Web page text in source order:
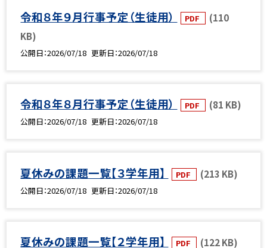
令和８年９月行事予定（生徒用） PDF
(110
KB)
公開日 2026/07/18 更新日 2026/07/18
令和８年８月行事予定（生徒用） PDF (81 KB)
公開日 2026/07/18 更新日 2026/07/18
夏休みの課題一覧【３学年用】 PDF (213 KB)
公開日 2026/07/18 更新日 2026/07/18
夏休みの課題一覧【２学年用】 PDF (122 KB)